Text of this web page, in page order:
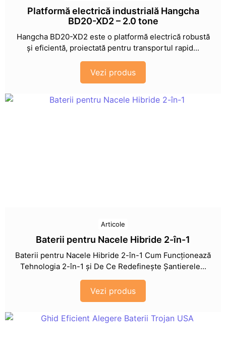
Platformă electrică industrială Hangcha
BD20-XD2 – 2.0 tone
Hangcha BD20-XD2 este o platformă electrică robustă
și eficientă, proiectată pentru transportul rapid...
Vezi produs
Articole
Baterii pentru Nacele Hibride 2-în-1
Baterii pentru Nacele Hibride 2-în-1 Cum Funcționează
Tehnologia 2-în-1 și De Ce Redefinește Șantierele...
Vezi produs